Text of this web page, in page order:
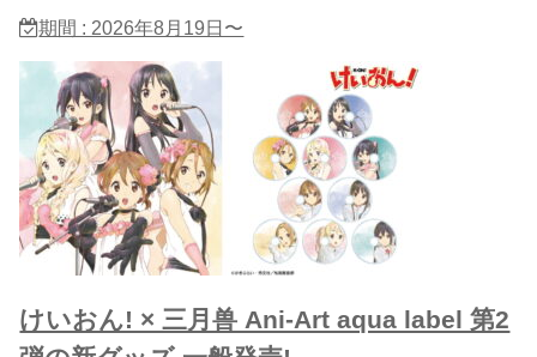
期間 : 2026年8月19日〜
けいおん! × 三月兽 Ani-Art aqua label 第2